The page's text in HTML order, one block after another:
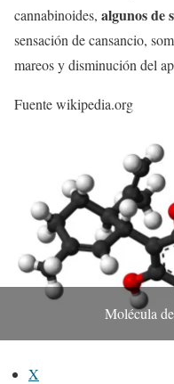
cannabinoides, algunos de
sensación de cansancio,
mareos y disminución del
Fuente wikipedia.org
Molécula
X